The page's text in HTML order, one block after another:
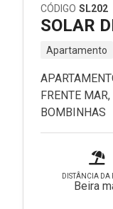
CÓDIGO SL202
SOLAR
Apartamento
FRENTE
BOMBINHAS
DISTÂNCIA DA
Beira